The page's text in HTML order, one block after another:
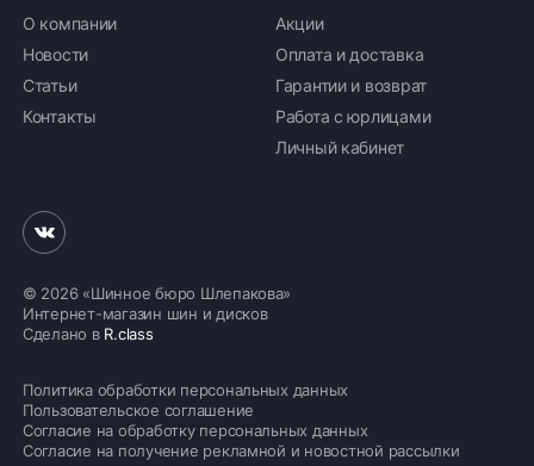
ПОКАЗАТЬ ТОВАРЫ
О компании
Новости
Статьи
Контакты
Акции
Оплата и доставка
Гарантии и возврат
Работа с юрлицами
Личный кабинет
© 2026 «Шинное бюро Шлепакова»
Интернет-магазин шин и дисков
Сделано в R.class
Политика обработки персональных данных
Пользовательское соглашение
Согласие на обработку персональных данных
Согласие на получение рекламной и новостной рассылки